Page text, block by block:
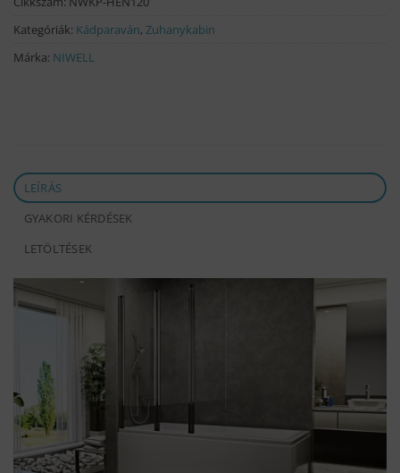
Kategóriák: Kádparaván, Zuhanykabin
Márka: NIWELL
LEÍRÁS
GYAKORI KÉRDÉSEK
LETÖLTÉSEK